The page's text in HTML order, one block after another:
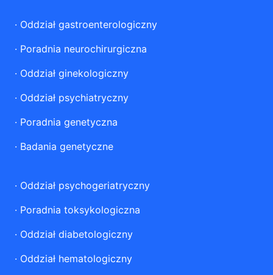
· Oddział gastroenterologiczny
· Poradnia neurochirurgiczna
· Oddział ginekologiczny
· Oddział psychiatryczny
· Poradnia genetyczna
· Badania genetyczne
· Oddział psychogeriatryczny
· Poradnia toksykologiczna
· Oddział diabetologiczny
· Oddział hematologiczny